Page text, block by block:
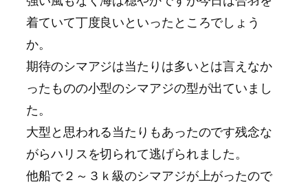
着ていて丁度良いといったところでしょう
か。
期待のシマアジは当たりは多いとは言えなか
ったものの小型のシマアジの型が出ていまし
た。
大型と思われる当たりもあったのです残念な
がらハリスを切られて逃げられました。
他船で２～３ｋ級のシマアジが上がったので